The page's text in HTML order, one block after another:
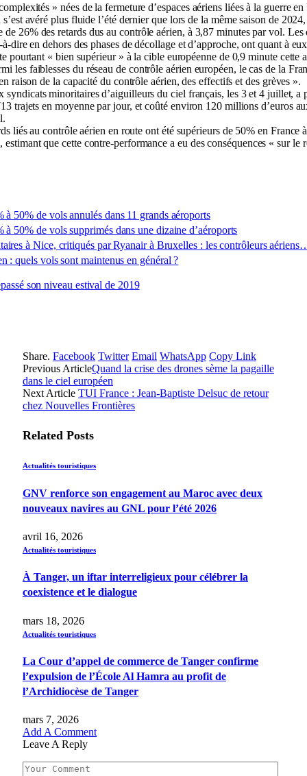
» nées de la fermeture d’espaces aériens liées à la guerre
avéré plus fluide l’été dernier que lors de la même saison de
de 26% des retards dus au contrôle aérien, à 3,87 minutes par vol.
dire en dehors des phases de décollage et d’approche, ont quant à
pourtant « bien supérieur » à la cible européenne de 0,9 minute cette
les faiblesses du réseau de contrôle aérien européen, le cas de la
raison de la capacité du contrôle aérien, des effectifs et des grèves ».
syndicats minoritaires d’aiguilleurs du ciel français, les 3 et 4 juillet, a
trajets en moyenne par jour, et coûté environ 120 millions d’euros
liés au contrôle aérien en route ont été supérieurs de 50% en France
estimant que cette contre-performance a eu des conséquences « sur le
50% de vols annulés dans 11 grands aéroports
50% de vols supprimés dans une dizaine d’aéroports
à Nice, critiqués par Ryanair à Bruxelles : les contrôleurs
: quels vols sont maintenus en général ?
son niveau estival de 2019
Share. Facebook Twitter Email WhatsApp Copy Link
Previous ArticleQuand la crise des drones sème la pagaille
dans le ciel européen
Next Article TUI France : Jean-Baptiste Delsuc de retour
chez Nouvelles Frontières
Related Posts
Actualités touristiques
GNV renforce son engagement au Maroc avec deux
nouveaux navires au GNL pour l’été 2026
avril 16, 2026
Actualités touristiques
À Tanger, un iftar interreligieux pour célébrer la
coexistence et le dialogue
mars 18, 2026
Actualités touristiques
La Cour d’appel de commerce de Tanger confirme
l’expulsion de l’École Al Hamra au profit de
l’Archidiocèse de Tanger
mars 7, 2026
Add A Comment
Leave A Reply